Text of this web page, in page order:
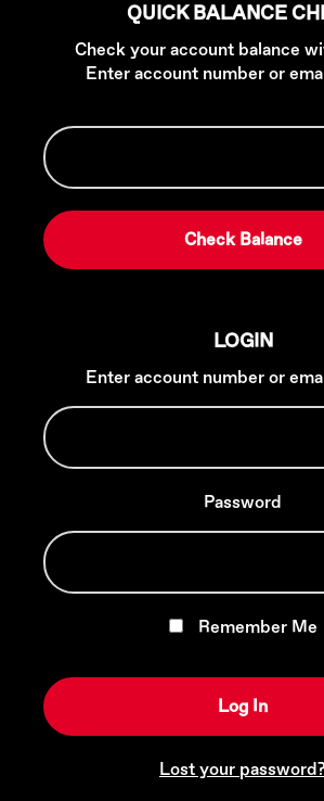
QUICK BALANCE
Check your account balance
Enter account number or
LOGIN
Enter account number or
Password
Remember Me
Lost your